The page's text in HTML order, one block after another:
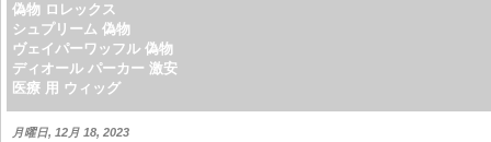
偽物 ロレックス
シュプリーム 偽物
ヴェイパーワッフル 偽物
ディオール パーカー 激安
医療 用 ウィッグ
月曜日, 12月 18, 2023